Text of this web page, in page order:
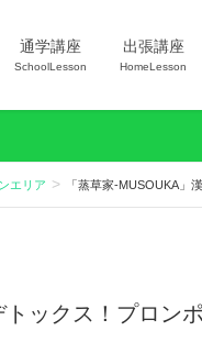
通学講座
SchoolLesson
出張講座
HomeLesson
エリア 「蒸草家-MUSOUKA」
ックス！プロン